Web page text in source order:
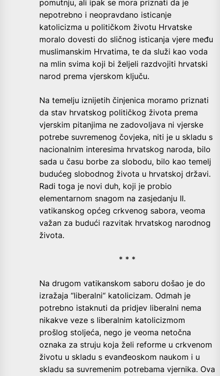
pomutnju, ali ipak se mora priznati da je
nepotrebno i neopravdano isticanje
katolicizma u političkom životu Hrvatske
moralo dovesti do sličnog isticanja vjere među
muslimanskim Hrvatima, te da služi kao voda
na mlin svima koji bi željeli razdvojiti hrvatski
narod prema vjerskom ključu.
Na temelju iznijetih činjenica moramo priznati
da stav hrvatskog političkog života prema
vjerskim pitanjima ne zadovoljava ni vjerske
potrebe suvremenog čovjeka, niti je u skladu s
nacionalnim interesima hrvatskog naroda, bilo
sada u času borbe za slobodu, bilo kao temelj
budućeg slobodnog života u hrvatskoj državi.
Radi toga je novi duh, koji je probio
elementarnom snagom na zasjedanju II.
vatikanskog općeg crkvenog sabora, veoma
važan za budući razvitak hrvatskog narodnog
života.
* * *
Na drugom vatikanskom saboru došao je do
izražaja “liberalni“ katolicizam. Odmah je
potrebno istaknuti da pridjev liberalni nema
nikakve veze s liberalnim katolicizmom
prošlog stoljeća, nego je veoma netočna
oznaka za struju koja želi reforme u crkvenom
životu u skladu s evanđeoskom naukom i u
skladu sa suvremenim potrebama vjernika. Ova